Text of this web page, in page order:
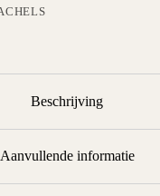
Beschrijving
Aanvullende informatie